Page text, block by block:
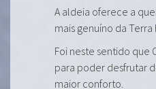
A aldeia oferece a
mais genuíno da Terra
Foi neste sentido que
para poder desfrutar
maior conforto.